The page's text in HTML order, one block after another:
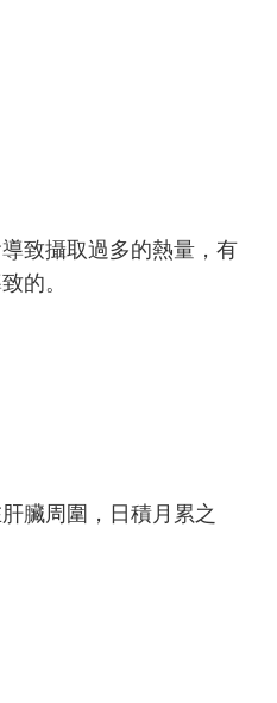
致攝取過多的熱量，有
的。
臟周圍，日積月累之